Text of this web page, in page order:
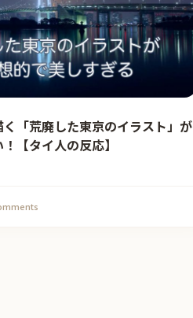
「荒廃した東京のイラスト」が
【タイ人の反応】